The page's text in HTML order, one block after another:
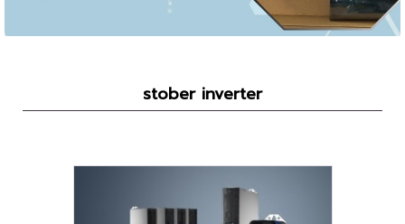
stober inverter